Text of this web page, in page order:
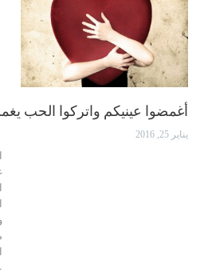
أغمضوا عينيكم واتركوا الحب
يناير 25, 2016